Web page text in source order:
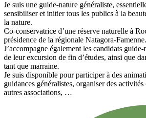
Je suis une guide-nature généraliste,
sensibiliser et initier tous les publics à la
la nature.
Co-conservatrice d’une réserve naturelle à
présidence de la régionale Natagora-Famenne.
J’accompagne également les candidats
de leur excursion de fin d’études, ainsi que
tant que marraine.
Je suis disponible pour participer à des
guidances généralistes, organiser des activités
autres associations, …